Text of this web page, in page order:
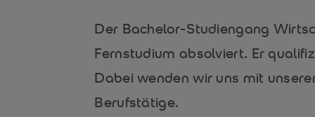
Der Bachelor-Studiengang
Fernstudium absolviert. Er
Dabei wenden wir uns mit
Berufstätige.